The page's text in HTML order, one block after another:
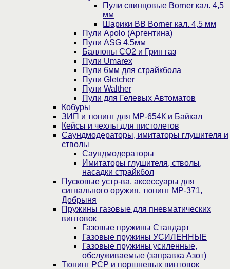
Пули свинцовые Borner кал. 4,5
мм
Шарики BB Borner кал. 4,5 мм
Пули Apolo (Аргентина)
Пули ASG 4,5мм
Баллоны CO2 и Грин газ
Пули Umarex
Пули 6мм для страйкбола
Пули Gletcher
Пули Walther
Пули для Гелевых Автоматов
Кобуры
ЗИП и тюнинг для МР-654К и Байкал
Кейсы и чехлы для пистолетов
Саундмодераторы, имитаторы глушителя и
стволы
Саундмодераторы
Имитаторы глушителя, стволы,
насадки страйкбол
Пусковые устр-ва, аксессуары для
сигнального оружия, тюнинг МР-371,
Добрыня
Пружины газовые для пневматических
винтовок
Газовые пружины Стандарт
Газовые пружины УСИЛЕННЫЕ
Газовые пружины усиленные,
обслуживаемые (заправка Азот)
Тюнинг PCP и поршневых винтовок